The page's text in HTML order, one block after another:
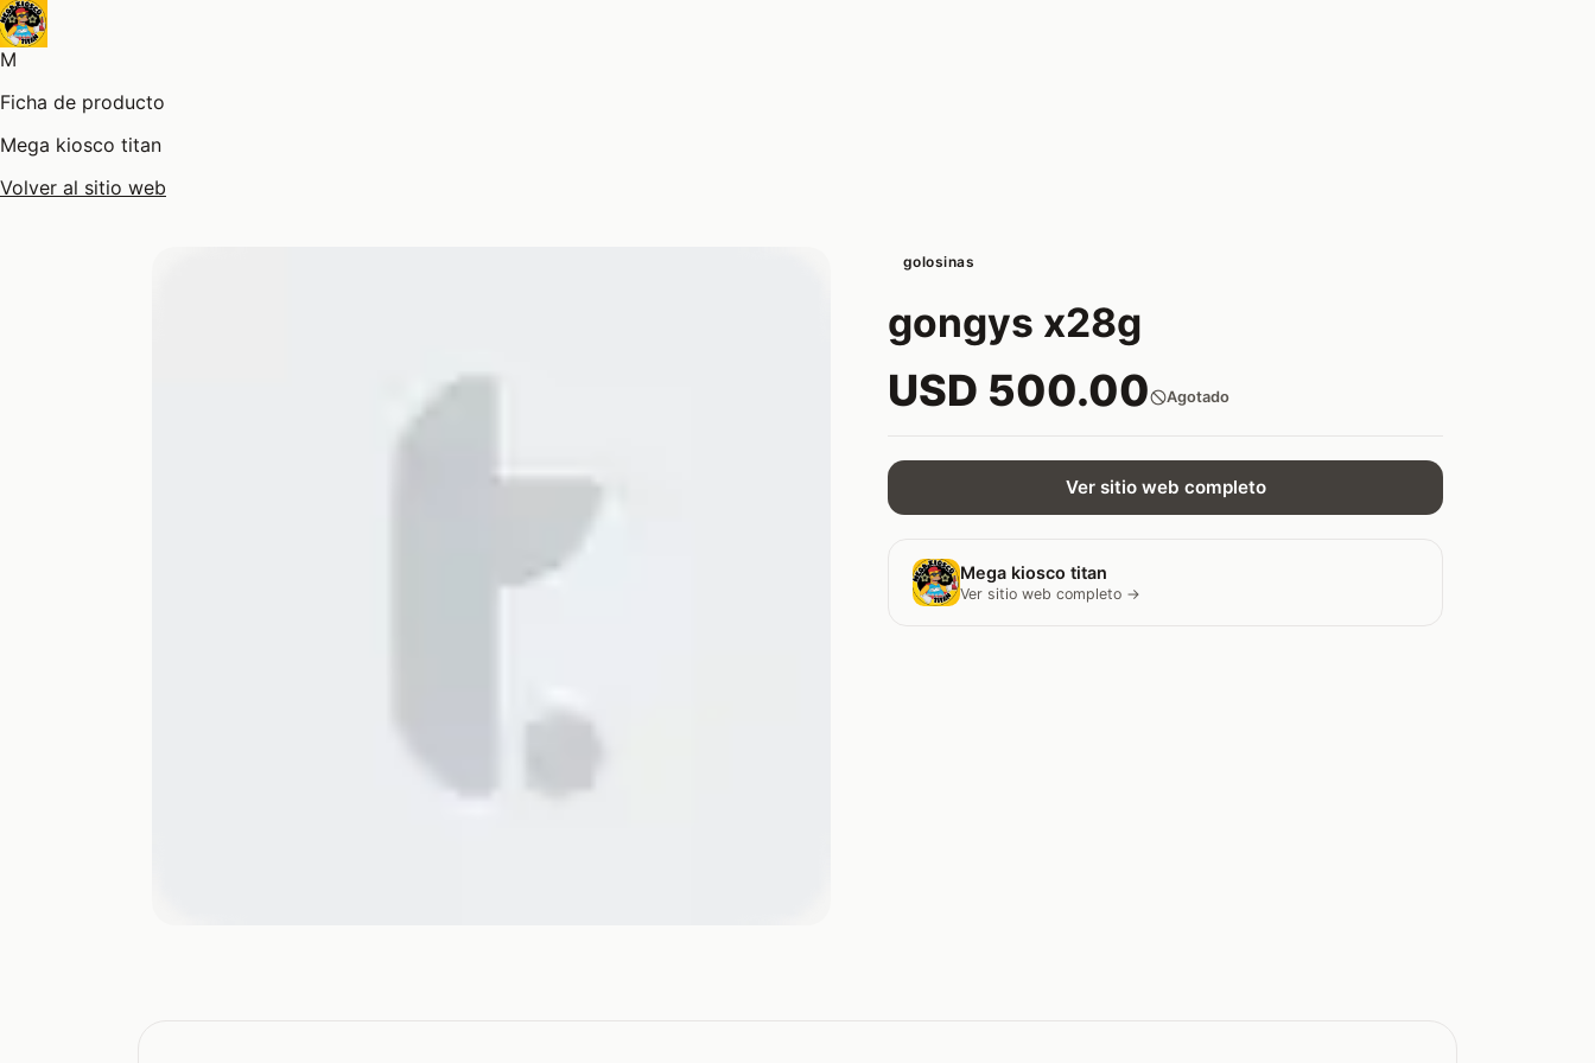
M
Ficha de producto
Mega kiosco titan
Volver al sitio web
golosinas
gongys x28g
USD 500.00 Agotado
Ver sitio web completo
Mega kiosco titan
Ver sitio web completo →